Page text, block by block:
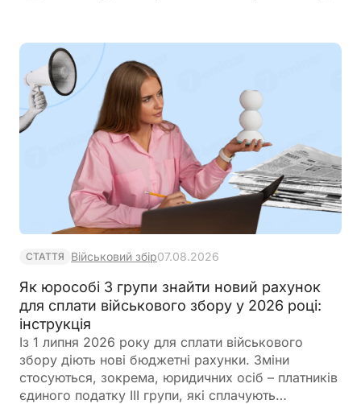
СТАТТЯ Військовий збір07.08.2026
Як юрособі 3 групи знайти новий рахунок
для сплати військового збору у 2026 році:
інструкція
Із 1 липня 2026 року для сплати військового
збору діють нові бюджетні рахунки. Зміни
стосуються, зокрема, юридичних осіб – платників
єдиного податку ІІІ групи, які сплачують